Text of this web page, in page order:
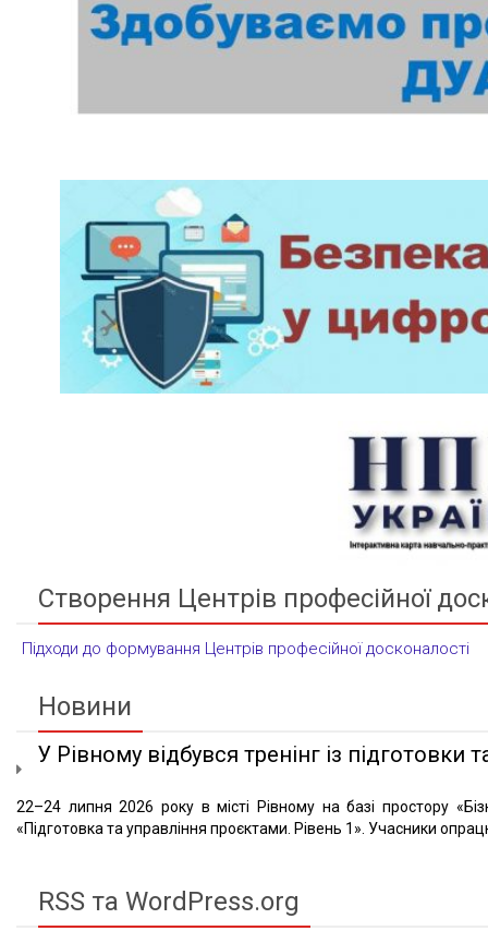
Створення Центрів професійної
Підходи до формування Центрів професійної досконалості
Новини
У Рівному відбувся тренінг із підготовки
22–24 липня 2026 року в місті Рівному на базі простору
«Підготовка та управління проєктами. Рівень 1». Учасники
RSS та WordPress.org